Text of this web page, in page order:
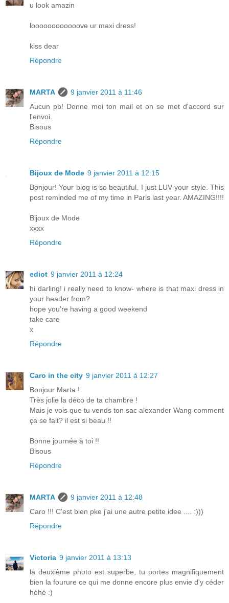
u look amazin
loooooooooooove ur maxi dress!
kiss dear
Répondre
MARTA
9 janvier 2011 à 11:46
Aucun pb! Donne moi ton mail et on se met d'accord sur
l'envoi.
Bisous
Répondre
Bijoux de Mode 9 janvier 2011 à 12:15
Bonjour! Your blog is so beautiful. I just LUV your style. This
post reminded me of my time in Paris last year. AMAZING!!!!
Bijoux de Mode
xxxx
Répondre
ediot 9 janvier 2011 à 12:24
hi darling! i really need to know- where is that maxi dress in
your header from?
hope you're having a good weekend
take care
x
Répondre
Caro in the city 9 janvier 2011 à 12:27
Bonjour Marta !
Très jolie la déco de ta chambre !
Mais je vois que tu vends ton sac alexander Wang comment
ça se fait? il est si beau !!
Bonne journée à toi !!
Bisous
Répondre
MARTA
9 janvier 2011 à 12:48
Caro !!! C'est bien pke j'ai une autre petite idee .... :)))
Répondre
Victoria 9 janvier 2011 à 13:13
la deuxième photo est superbe, tu portes magnifiquement
bien la fourure ce qui me donne encore plus envie d'y céder
héhé :)